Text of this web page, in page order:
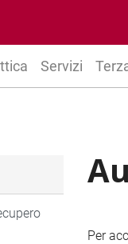
Servizi
Per